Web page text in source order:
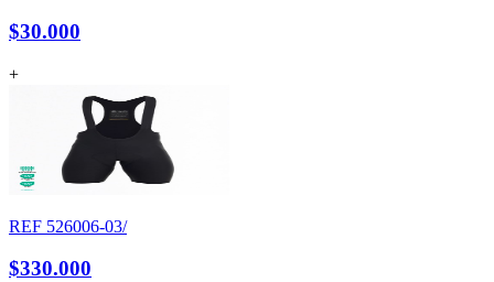
$30.000
+
REF 526006-03/
$330.000